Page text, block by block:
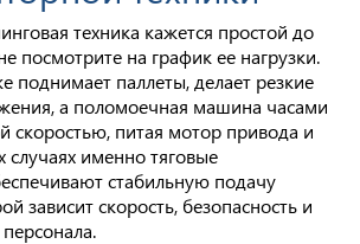
техника кажется простой до
посмотрите на график ее нагрузки.
поднимает паллеты, делает резкие
а поломоечная машина часами
скоростью, питая мотор привода и
случаях именно тяговые
стабильную подачу
зависит скорость, безопасность и